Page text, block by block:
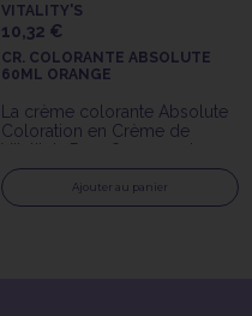
VITALITY'S
10,32 €
CR. COLORANTE ABSOLUTE
60ML ORANGE
La crème colorante Absolute
Coloration en Crème de
Vitality's Pure Orange est une
crème colorante avec
ammoniaque longue tenue.
Ajouter au panier